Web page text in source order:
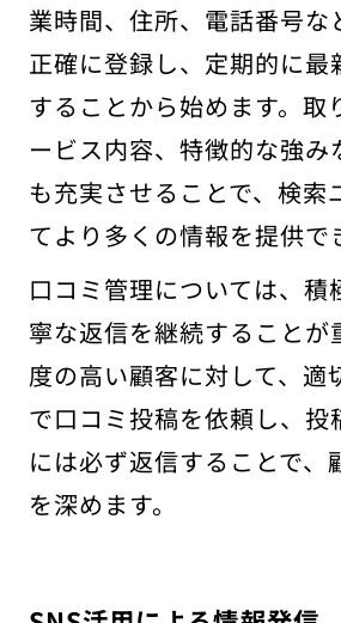
業時間、住所、電話番号な
正確に登録し、定期的に最
することから始めます。取
ービス内容、特徴的な強み
も充実させることで、検索
てより多くの情報を提供で
口コミ管理については、積
寧な返信を継続することが
度の高い顧客に対して、適
で口コミ投稿を依頼し、投
には必ず返信することで、
を深めます。